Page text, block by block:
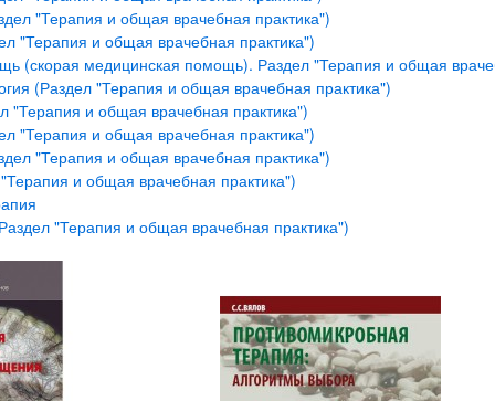
"Терапия и общая врачебная практика")
"Терапия и общая врачебная практика")
(скорая медицинская помощь). Раздел "Терапия и общая
(Раздел "Терапия и общая врачебная практика")
"Терапия и общая врачебная практика")
"Терапия и общая врачебная практика")
"Терапия и общая врачебная практика")
и общая врачебная практика")
"Терапия и общая врачебная практика")